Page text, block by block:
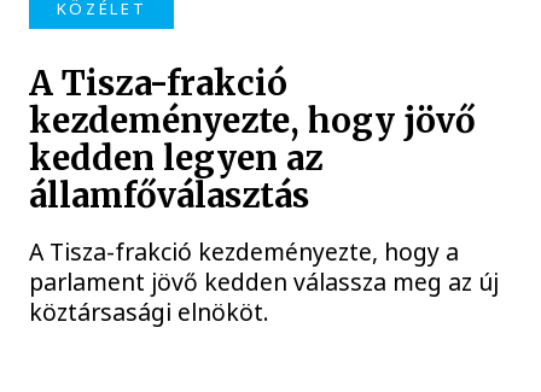
KÖZÉLET
A Tisza-frakció
kezdeményezte, hogy jövő
kedden legyen az
államfőválasztás
A Tisza-frakció kezdeményezte, hogy a
parlament jövő kedden válassza meg az új
köztársasági elnököt.